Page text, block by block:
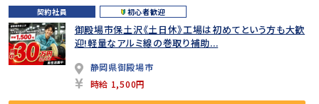
契約社員 初心者歓迎
御殿場市保土沢《土日休》工場は初めてという方も大歓
迎!軽量なアルミ線の巻取り補助...
静岡県御殿場市
時給 1,500円